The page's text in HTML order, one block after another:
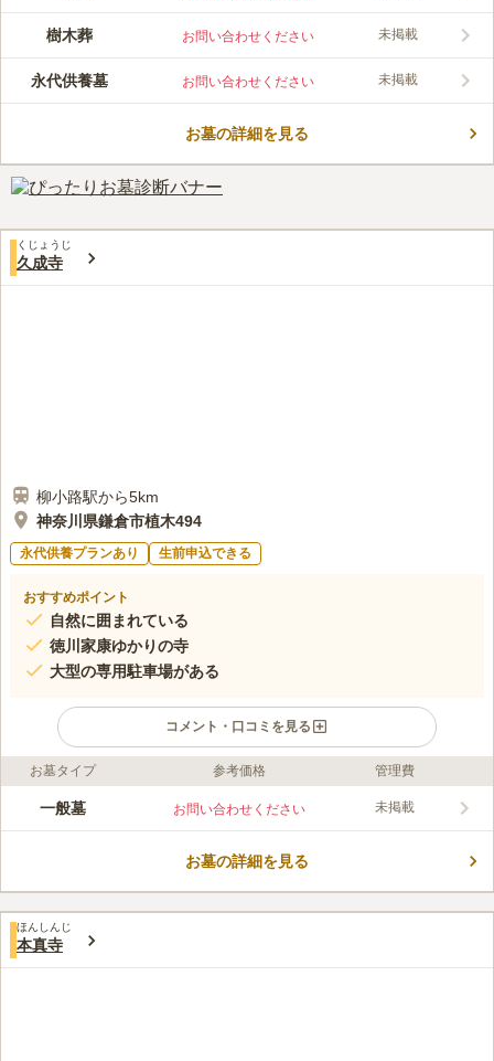
す。第二期24区画が完売し、第三期がオープン予定です。墓じま
いは不要の永代供養墓地ですので、安心してご利用いただけま
樹木葬 お問い合わせください 未掲載
永代供養墓 お問い合わせください 未掲載
お墓の詳細を見る
くじょうじ
久成寺
柳小路駅から5km
神奈川県鎌倉市植木494
永代供養プランあり 生前申込できる
おすすめポイント
自然に囲まれている
徳川家康ゆかりの寺
大型の専用駐車場がある
コメント・口コミを見る
ライフドット編集部のコメント
参道にはあじさいが咲き誇り、梅雨時期には美しい花を咲かせて
です。陽当たりも良くて明るい雰囲気があって、お参りを楽しめ
口コミ評価
この霊園はまだ誰からも評価されていません。
お墓タイプ 参考価格 管理費
一般墓 お問い合わせください 未掲載
お墓の詳細を見る
ほんしんじ
本真寺